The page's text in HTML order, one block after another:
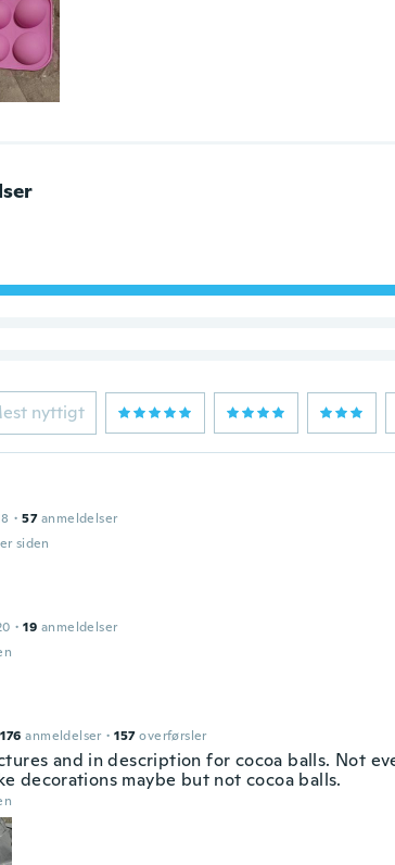
nyttigt
· 57 anmeldelser
siden
· 19 anmeldelser
176 anmeldelser · 157 overførsler
and in description for cocoa balls. Not
decorations maybe but not cocoa balls.